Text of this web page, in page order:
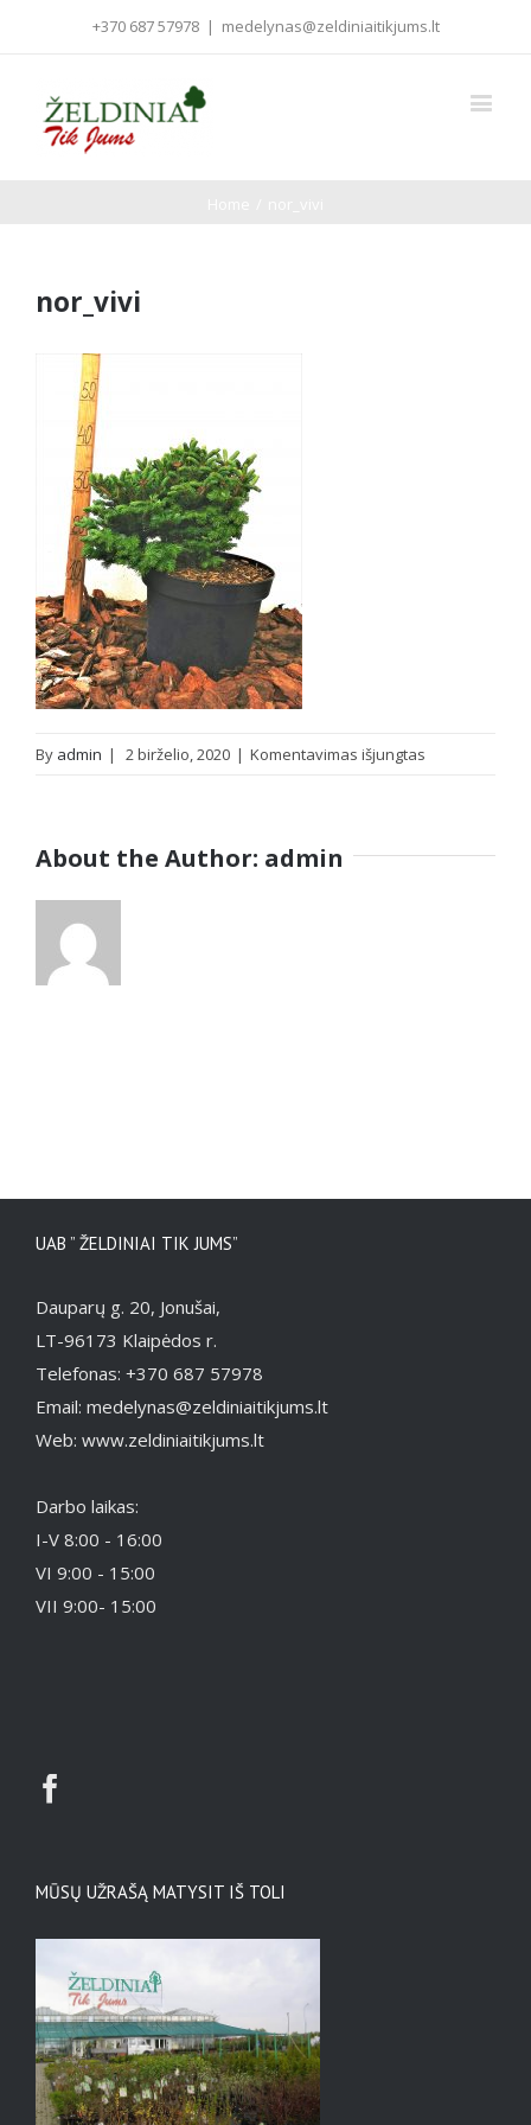
+370 687 57978 | medelynas@zeldiniaitikjums.lt
nor_vivi
By admin | 2 birželio, 2020 | Komentavimas išjungtas
About the Author: admin
UAB ” ŽELDINIAI TIK JUMS”
Dauparų g. 20, Jonušai,
LT-96173 Klaipėdos r.
Telefonas: +370 687 57978
Email: medelynas@zeldiniaitikjums.lt
Web: www.zeldiniaitikjums.lt
Darbo laikas:
I-V 8:00 - 16:00
VI 9:00 - 15:00
VII 9:00- 15:00
MŪSŲ UŽRAŠĄ MATYSIT IŠ TOLI